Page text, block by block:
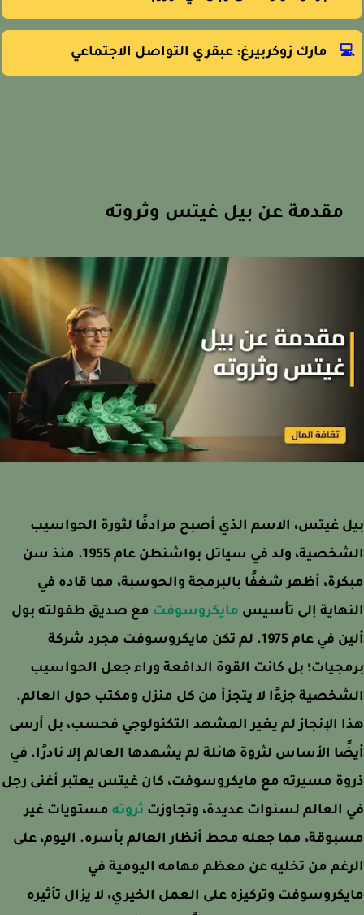
مارك زوكربيرغ: عبقري التواصل الاجتماعي
مقدمة عن بيل غيتس وثروته
غيتس، الاسم الذي أصبح مرادفًا لثورة الحواسيب
الشخصية، ولد في سياتل بواشنطن عام 1955. منذ سن
أظهر شغفًا بالبرمجة والحوسبة، مما قاده في
إلى تأسيسمايكروسوفتمع صديق طفولته بول
ألين في عام 1975. لم تكن مايكروسوفت مجرد شركة
بل كانت القوة الدافعة وراء جعل الحواسيب
جزءًا لا يتجزأ من كل منزل ومكتب حول العالم.
الإنجاز لم يغير المشهد التكنولوجي فحسب، بل أرسى
الأساس لثروة هائلة لم يشهدها العالم إلا نادرًا. في
مسيرته مع مايكروسوفت، كان غيتس يعتبر أغنى رجل
العالم لسنوات عديدة، وتجاوزتثروتهمستويات غير
مما جعله محط أنظار العالم بأسره. اليوم، على
من تخليه عن معظم مهامه اليومية في
وتركيزه على العمل الخيري، لا يزال تأثيره